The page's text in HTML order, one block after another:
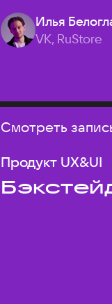
Илья
VK, RuStore
Смотреть
Продукт UX&UI